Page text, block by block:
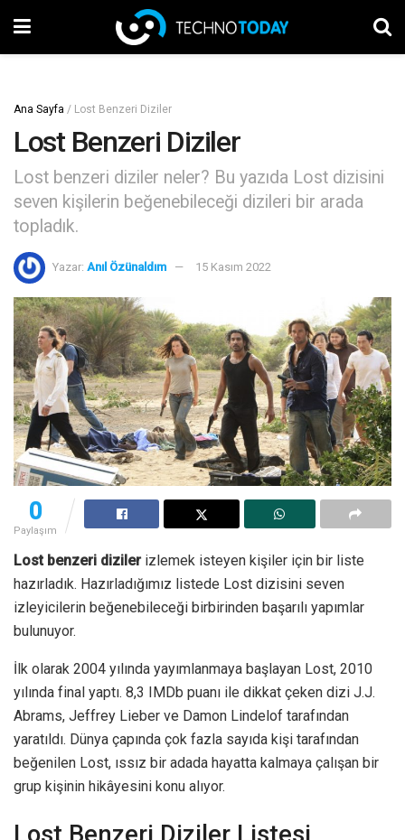
Ana Sayfa / Lost Benzeri Diziler
Lost Benzeri Diziler
Lost benzeri diziler neler? Bu yazıda Lost dizisini
seven kişilerin beğenebileceği dizileri bir arada
topladık.
Yazar: Anıl Özünaldım 15 Kasım 2022
0
Paylaşım
Lost benzeri dizilerizlemek isteyen kişiler için bir liste
hazırladık. Hazırladığımız listede Lost dizisini seven
izleyicilerin beğenebileceği birbirinden başarılı yapımlar
bulunuyor.
İlk olarak 2004 yılında yayımlanmaya başlayan Lost, 2010
yılında final yaptı. 8,3 IMDb puanı ile dikkat çeken dizi J.J.
Abrams, Jeffrey Lieber ve Damon Lindelof tarafından
yaratıldı. Dünya çapında çok fazla sayıda kişi tarafından
beğenilen Lost, ıssız bir adada hayatta kalmaya çalışan bir
grup kişinin hikâyesini konu alıyor.